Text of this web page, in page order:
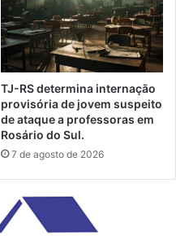
TJ-RS determina internação
provisória de jovem suspeito
de ataque a professoras em
Rosário do Sul.
7 de agosto de 2026